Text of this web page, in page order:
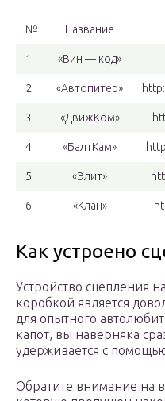
№ Название
1. «Вин — код»
2. «Автопитер»
3. «ДвижКом»
4. «БалтКам»
5. «Элит»
6. «Клан»
Как устроено
Устройство сцепления
коробкой является
для опытного
капот, вы наверняка
удерживается с
Обратите внимание на